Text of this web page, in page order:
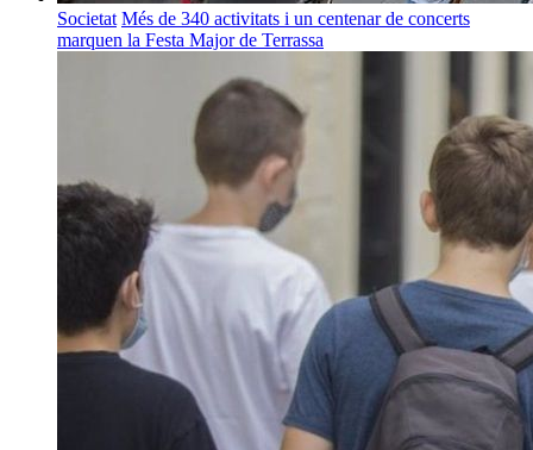
Societat Més de 340 activitats i un centenar de concerts
marquen la Festa Major de Terrassa